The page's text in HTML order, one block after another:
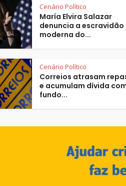
Cenário Político
María Elvira Salazar
denuncia a escravidão
moderna do...
Cenário Político
Correios atrasam
e acumulam dívida
fundo...